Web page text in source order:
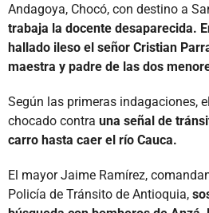
Andagoya, Chocó, con destino a
trabaja la docente desaparecida.
hallado ileso el señor Cristian
maestra y padre de las dos
Según las primeras indagaciones,
chocado contra una señal de
carro hasta caer el río Cauca.
El mayor Jaime Ramírez,
Policía de Tránsito de Antioquia,